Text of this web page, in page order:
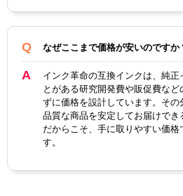
なぜここまで価格が安いのですか
インク革命の互換インクは、純正
とがある研究開発費や販促費な
ずに価格を設計しています。そ
品質な商品を安定してお届けでき
だからこそ、手に取りやすい価
す。